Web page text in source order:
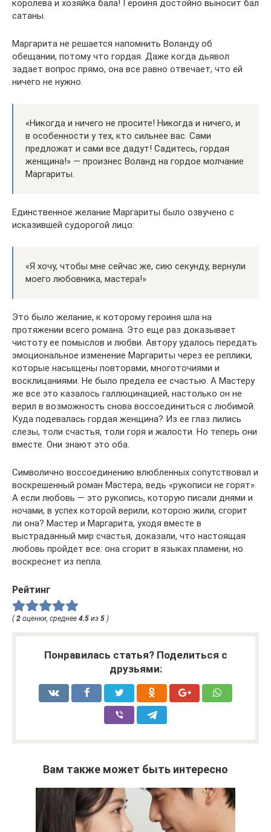
королева и хозяйка бала! Героиня достойно выносит бал
сатаны.
Маргарита не решается напомнить Воланду об
обещании, потому что гордая. Даже когда дьявол
задает вопрос прямо, она все равно отвечает, что ей
ничего не нужно.
«Никогда и ничего не просите! Никогда и ничего, и
в особенности у тех, кто сильнее вас. Сами
предложат и сами все дадут! Садитесь, гордая
женщина!» — произнес Воланд на гордое молчание
Маргариты.
Единственное желание Маргариты было озвучено с
исказившей судорогой лицо:
«Я хочу, чтобы мне сейчас же, сию секунду, вернули
моего любовника, мастера!»
Это было желание, к которому героиня шла на
протяжении всего романа. Это еще раз доказывает
чистоту ее помыслов и любви. Автору удалось передать
эмоциональное изменение Маргариты через ее реплики,
которые насыщены повторами, многоточиями и
восклицаниями. Не было предела ее счастью. А Мастеру
же все это казалось галлюцинацией, настолько он не
верил в возможность снова воссоединиться с любимой.
Куда подевалась гордая женщина? Из ее глаз лились
слезы, толи счастья, толи горя и жалости. Но теперь они
вместе. Они знают это оба.
Символично воссоединению влюбленных сопутствовал и
воскрешенный роман Мастера, ведь «рукописи не горят».
А если любовь — это рукопись, которую писали днями и
ночами, в успех которой верили, которою жили, сгорит
ли она? Мастер и Маргарита, уходя вместе в
выстраданный мир счастья, доказали, что настоящая
любовь пройдет все: она сгорит в языках пламени, но
воскреснет из пепла.
Рейтинг
(2 оценки, среднее 4.5 из 5 )
Понравилась статья? Поделиться с
друзьями:
Вам также может быть интересно